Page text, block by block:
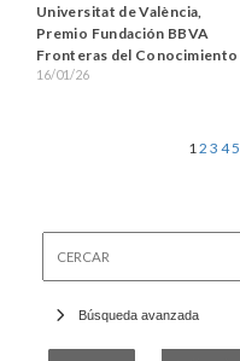
Universitat de València,
Premio Fundación BBVA
Fronteras del Conocimiento
16/01/26
12 3 45
Búsqueda avanzada